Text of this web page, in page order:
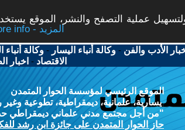
عملية التصفح والنشر، الموقع
More info - المزيد
الأدب والفن -وكالة أنباء اليسار -وكالة أنباء
الاقتصاد - اخبار
الموقع الرئيسي لمؤسسة الحوار المتمدن
يسارية، علمانية، ديمقراطية، تطوعية وغير
"من أجل مجتمع مدني علماني ديمقراطي
حاز الحوار المتمدن على جائزة ابن رشد